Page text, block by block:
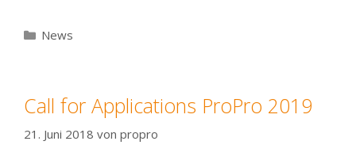
Kategorien
News
Call for Applications ProPro 2019
21. Juni 2018 von propro